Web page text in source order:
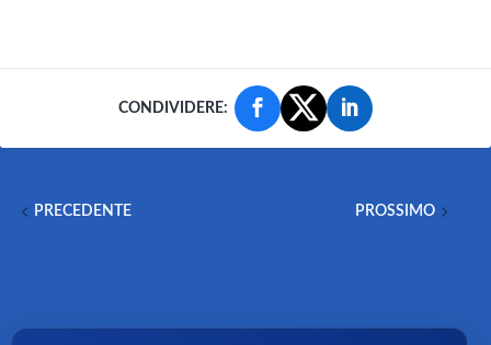
CONDIVIDERE:
PRECEDENTE PROSSIMO